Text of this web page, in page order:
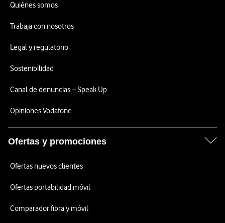
Quiénes somos
Trabaja con nosotros
Legal y regulatorio
Sostenibilidad
Canal de denuncias – Speak Up
Opiniones Vodafone
Ofertas y promociones
Ofertas nuevos clientes
Ofertas portabilidad móvil
Comparador fibra y móvil